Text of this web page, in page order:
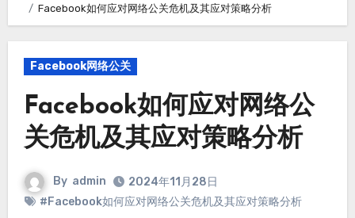
Facebook如何应对网络公关危机及其应对策略分析
Facebook网络公关
Facebook如何应对网络公
关危机及其应对策略分析
By admin
2024年11月28日
#Facebook如何应对网络公关危机及其应对策略分析